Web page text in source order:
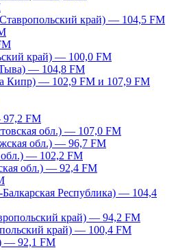
край) — 104,5 FM
край) — 100,0 FM
— 104,8 FM
Кипр) — 102,9 FM и 107,9 FM
FM
обл.) — 107,0 FM
обл.) — 96,7 FM
обл.) — 102,2 FM
обл.) — 92,4 FM
Республика) — 104,4
край) — 94,2 FM
край) — 100,4 FM
— 92,1 FM